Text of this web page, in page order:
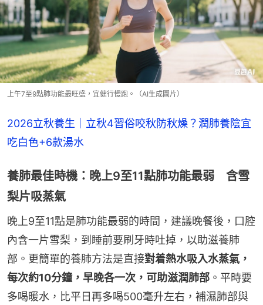
上午7至9點肺功能最旺盛，宜健行慢跑。（AI生成圖片）
2026立秋養生｜立秋4習俗咬秋防秋燥？潤肺養陰宜
吃白色+6款湯水
養肺最佳時機：晚上9至11點肺功能最弱 含雪
梨片吸蒸氣
晚上9至11點是肺功能最弱的時間，建議晚餐後，口腔
內含一片雪梨，到睡前要刷牙時吐掉，以助滋養肺
部。更簡單的養肺方法是直接對着熱水吸入水蒸氣，
每次約10分鐘，早晚各一次，可助滋潤肺部 。平時要
多喝暖水，比平日再多喝500毫升左右，補濕肺部與